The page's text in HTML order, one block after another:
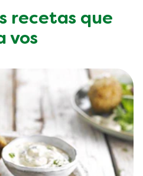
recetas que
vos